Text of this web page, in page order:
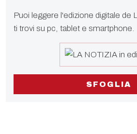
Puoi leggere l'edizione digitale de
ti trovi su pc, tablet e smartphone.
SFOGLIA